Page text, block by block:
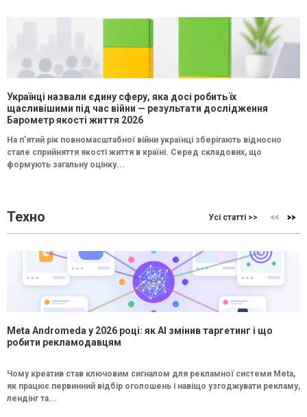
Українці назвали єдину сферу, яка досі робить їх
щасливішими під час війни — результати дослідження
Барометр якості життя 2026
На п’ятий рік повномасштабної війни українці зберігають відносно
стале сприйняття якості життя в країні. Серед складових, що
формують загальну оцінку...
Техно Усі статті >>
Meta Andromeda у 2026 році: як AI змінив таргетинг і що
робити рекламодавцям
Чому креатив став ключовим сигналом для рекламної системи Meta,
як працює первинний відбір оголошень і навіщо узгоджувати рекламу,
лендінг та...